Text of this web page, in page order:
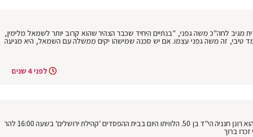
יהודית מגיב לחה"כ משה גפני, "בנתיים היחיד שכבר הצהיר שהוא קרוב יותר לשמאל מלימין,
טיבי, זה משה גפני עצמו. אם יש סכנה שמישהו יקים ממשלה עם השמאל, היא מגיעה
לפני 4 שנים
פיגוע הירי בחברון אמש: ההרוג הוא רונן חנניה הי"ד בן 50. הלוויתו היום בבית ההפסדים 'קהילת ירושלים' בשעה 16:00 להר
ברוך